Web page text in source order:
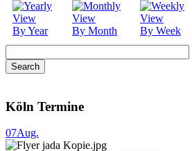
By Year By Month By Week
Köln Termine
07Aug.